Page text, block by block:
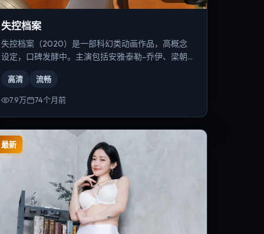
失控档案
失控档案（2020）是一部科幻类动画作品，高概念
设定，口碑发酵中。主演包括安雅·泰勒-乔伊、梁朝
高清 流畅
7.9万 74个月前
最新